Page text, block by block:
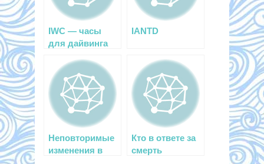
IWC — часы
для дайвинга
IANTD
Неповторимые
изменения в
Кто в ответе за
смерть